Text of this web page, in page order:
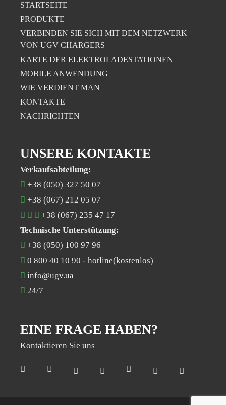
STARTSEITE
PRODUKTE
VERBINDEN SIE SICH MIT DEM NETZWERK
VON UGV CHARGERS
KARTE DER ELEKTROLADESTATIONEN
MOBILE ANWENDUNG
WIE VERDIENT MAN
KONTAKTE
NACHRICHTEN
UNSERE KONTAKTE
Verkaufsabteilung:
+38 (050) 327 50 07
+38 (067) 212 05 07
+38 (067) 235 47 17
Technische Unterstützung:
+38 (050) 100 97 96
0 800 40 10 90 - hotline(kostenlos)
info@ugv.ua
24/7
EINE FRAGE HABEN?
Kontaktieren Sie uns